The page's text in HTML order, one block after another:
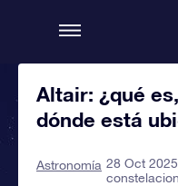
Altair: ¿qué
dónde está
Astronomía 28 Oct